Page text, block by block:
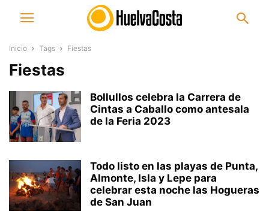
Inicio Tags Fiestas
Fiestas
Bollullos celebra la Carrera de
Cintas a Caballo como antesala
de la Feria 2023
Todo listo en las playas de Punta,
Almonte, Isla y Lepe para
celebrar esta noche las Hogueras
de San Juan